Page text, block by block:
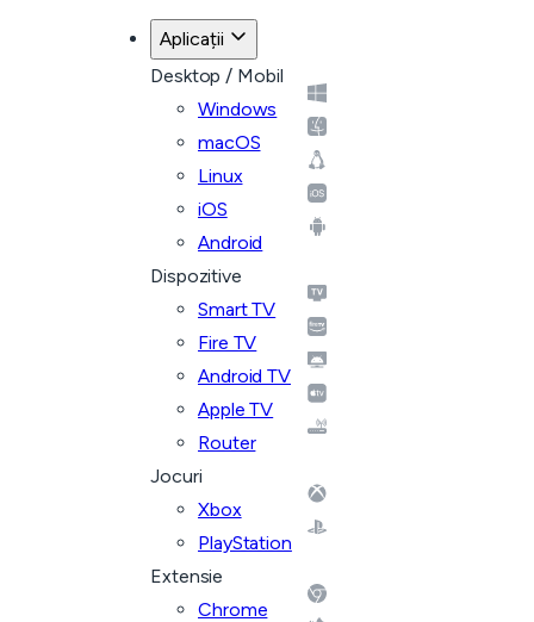
Aplicații
Desktop / Mobil
Windows
macOS
Linux
iOS
Android
Dispozitive
Smart TV
Fire TV
Android TV
Apple TV
Router
Jocuri
Xbox
PlayStation
Extensie
Chrome